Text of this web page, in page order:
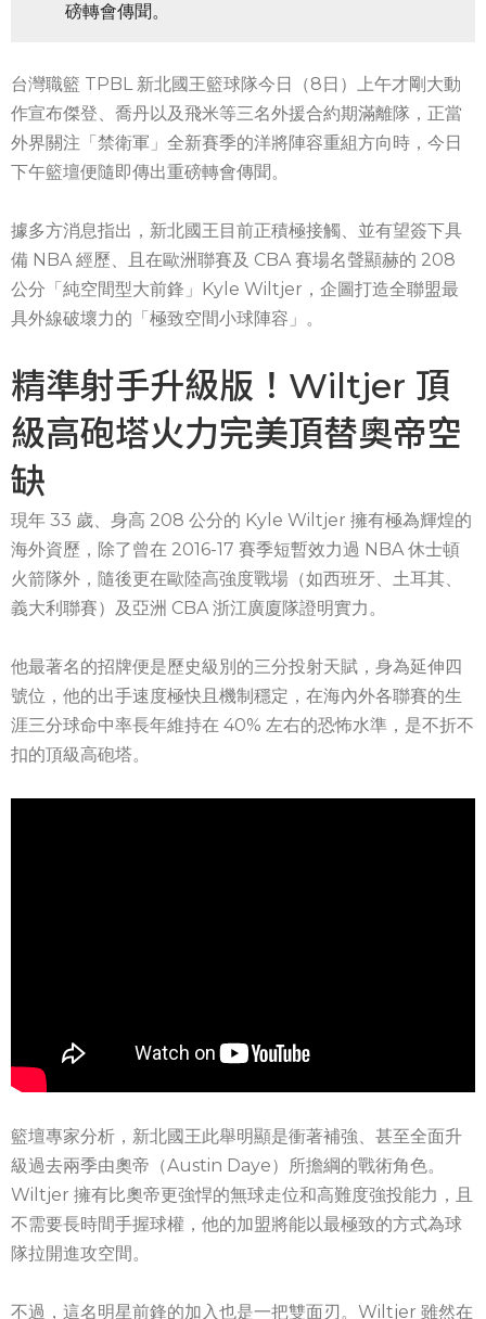
磅轉會傳聞。
台灣職籃 TPBL 新北國王籃球隊今日（8日）上午才剛大動
作宣布傑登、喬丹以及飛米等三名外援合約期滿離隊，正當
外界關注「禁衛軍」全新賽季的洋將陣容重組方向時，今日
下午籃壇便隨即傳出重磅轉會傳聞。
據多方消息指出，新北國王目前正積極接觸、並有望簽下具
備 NBA 經歷、且在歐洲聯賽及 CBA 賽場名聲顯赫的 208
公分「純空間型大前鋒」Kyle Wiltjer，企圖打造全聯盟最
具外線破壞力的「極致空間小球陣容」。
精準射手升級版！Wiltjer 頂
級高砲塔火力完美頂替奧帝空
缺
現年 33 歲、身高 208 公分的 Kyle Wiltjer 擁有極為輝煌的
海外資歷，除了曾在 2016-17 賽季短暫效力過 NBA 休士頓
火箭隊外，隨後更在歐陸高強度戰場（如西班牙、土耳其、
義大利聯賽）及亞洲 CBA 浙江廣廈隊證明實力。
他最著名的招牌便是歷史級別的三分投射天賦，身為延伸四
號位，他的出手速度極快且機制穩定，在海內外各聯賽的生
涯三分球命中率長年維持在 40% 左右的恐怖水準，是不折不
扣的頂級高砲塔。
籃壇專家分析，新北國王此舉明顯是衝著補強、甚至全面升
級過去兩季由奧帝（Austin Daye）所擔綱的戰術角色。
Wiltjer 擁有比奧帝更強悍的無球走位和高難度強投能力，且
不需要長時間手握球權，他的加盟將能以最極致的方式為球
隊拉開進攻空間。
不過，這名明星前鋒的加入也是一把雙面刃。Wiltjer 雖然在